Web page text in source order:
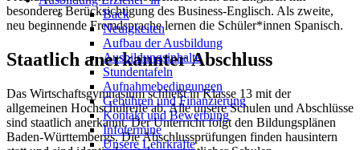
Back
Neuigkeiten
Aufbau der Ausbildung
Ausbildungsinhalte
Stundentafeln
Aufnahmebedingungen
Gebühren und Finanzierung
Kontakt und Bewerbung
Infotermine
Unsere Lehrkräfte
besonderer Berücksichtigung des Business-Englisch. Als zweite,
neu beginnende Fremdsprache lernen die Schüler*innen Spanisch.
Staatlich anerkannter Abschluss
Das Wirtschaftsgymnasium schließt in Klasse 13 mit der
allgemeinen Hochschulreife ab. Alle unsere Schulen und Abschlüsse
sind staatlich anerkannt. Der Unterricht folgt den Bildungsplänen
Baden-Württembergs. Die Abschlussprüfungen finden hausintern